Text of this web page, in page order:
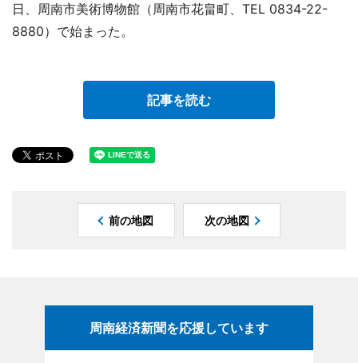
日、周南市美術博物館（周南市花畠町、TEL 0834-22-
8880）で始まった。
記事を読む
前の地図 次の地図
周南経済新聞を応援しています